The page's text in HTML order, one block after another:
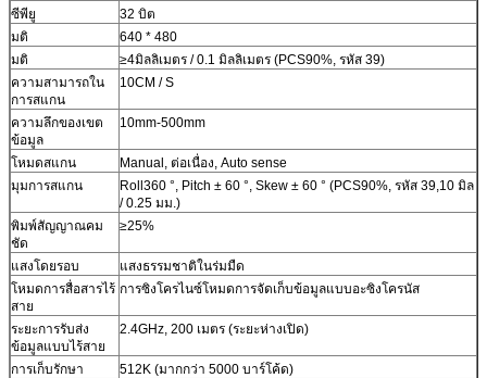
ซีพียู
32 บิต
มติ
640 * 480
มติ
≥4มิลลิเมตร / 0.1 มิลลิเมตร (PCS90%, รหัส 39)
ความสามารถใน
การสแกน
10CM / S
ความลึกของเขต
ข้อมูล
10mm-500mm
โหมดสแกน
Manual, ต่อเนื่อง, Auto sense
มุมการสแกน
Roll360 °, Pitch ± 60 °, Skew ± 60 ° (PCS90%, รหัส 39,10 มิล
/ 0.25 มม.)
พิมพ์สัญญาณคม
ชัด
≥25%
แสงโดยรอบ
แสงธรรมชาติในร่มมืด
โหมดการสื่อสารไร้
สาย
การซิงโครไนซ์โหมดการจัดเก็บข้อมูลแบบอะซิงโครนัส
ระยะการรับส่ง
ข้อมูลแบบไร้สาย
2.4GHz, 200 เมตร (ระยะห่างเปิด)
การเก็บรักษา
512K (มากกว่า 5000 บาร์โค้ด)